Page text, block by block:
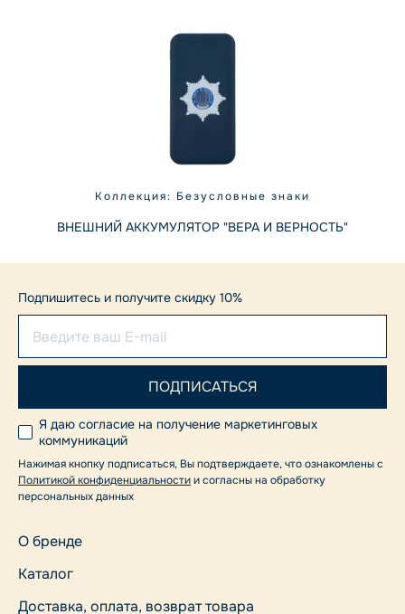
Коллекция: Безусловные знаки
ВНЕШНИЙ АККУМУЛЯТОР "ВЕРА И ВЕРНОСТЬ"
О бренде
Каталог
Доставка, оплата, возврат товара
Подпишитесь и получите скидку 10%
Я даю согласие на получение маркетинговых
коммуникаций
Нажимая кнопку подписаться, Вы подтверждаете, что ознакомлены с
Политикой конфиденциальностии согласны на обработку
персональных данных